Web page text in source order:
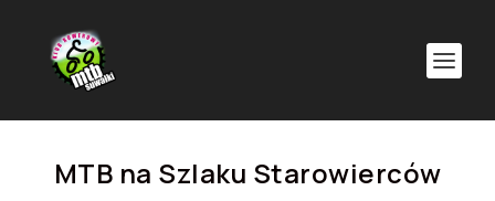
MTB na Szlaku Starowierców